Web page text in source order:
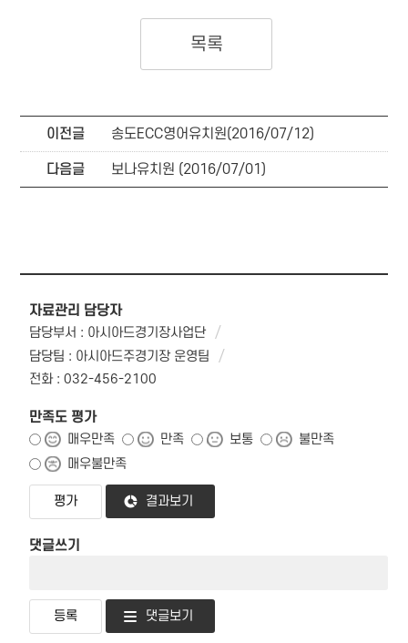
목록
이전글 송도ECC영어유치원(2016/07/12)
다음글 보나유치원 (2016/07/01)
자료관리 담당자
담당부서 : 아시아드경기장사업단
담당팀 : 아시아드주경기장 운영팀
전화 : 032-456-2100
만족도 평가
매우만족 만족 보통
불만족
매우불만족
결과보기
댓글쓰기
댓글보기